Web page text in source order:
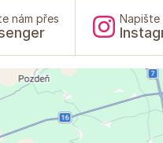
nám přes Napište